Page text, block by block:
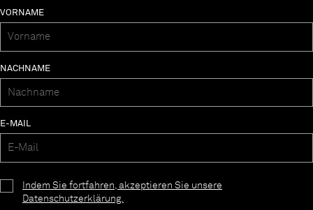
VORNAME
NACHNAME
E-MAIL
Indem Sie fortfahren, akzeptieren Sie unsere
Datenschutzerklärung.